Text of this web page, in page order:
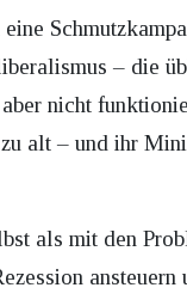
– die
nicht
alt – und ihr
als mit den